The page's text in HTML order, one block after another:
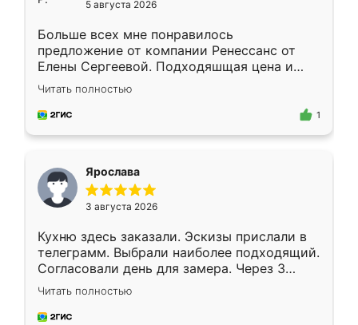
5 августа 2026
Больше всех мне понравилось
предложение от компании Ренессанс от
Елены Сергеевой. Подходяшщая цена и
короткие сроки изготовления. Приехавший
для замера сотрудник Владислав
предложил по моему эскизу самый
Читать полностью
1
Ярослава
3 августа 2026
Кухню здесь заказали. Эскизы прислали в
телеграмм. Выбрали наиболее подходящий.
Согласовали день для замера. Через 3
недели кухня была уже готова. Остались
довольны работой. Спасибо Ренессанс
мебель за качественную работу!
Читать полностью